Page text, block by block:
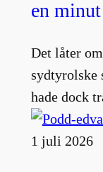
en minut
Det låter
sydtyrolske
hade dock
1 juli 2026